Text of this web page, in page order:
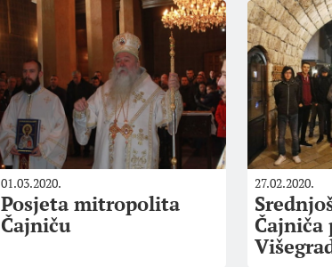
01.03.2020.
Posjeta mitropolita
Čajniču
27.02.2020.